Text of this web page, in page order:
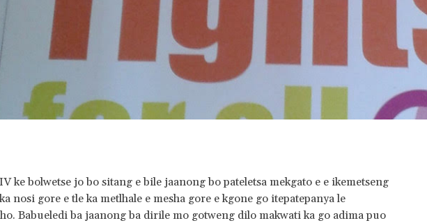
IV ke bolwetse jo bo sitang e bile jaanong bo pateletsa mekgato e e ikemetseng
nosi gore e tle ka metlhale e mesha gore e kgone go itepatepanya le
Babueledi ba jaanong ba dirile mo gotweng dilo makwati ka go adima puo